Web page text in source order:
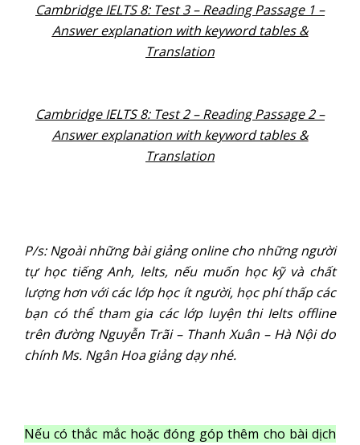
Cambridge IELTS 8: Test 3 – Reading Passage 1 –
Answer explanation with keyword tables &
Translation
Cambridge IELTS 8: Test 2 – Reading Passage 2 –
Answer explanation with keyword tables &
Translation
P/s: Ngoài những bài giảng online cho những người
tự học tiếng Anh, Ielts, nếu muốn học kỹ và chất
lượng hơn với các lớp học ít người, học phí thấp các
bạn có thể tham gia các lớp luyện thi Ielts offline
trên đường Nguyễn Trãi – Thanh Xuân – Hà Nội do
chính Ms. Ngân Hoa giảng dạy nhé.
Nếu có thắc mắc hoặc đóng góp thêm cho bài dịch